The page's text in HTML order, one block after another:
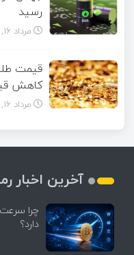
رسید
مرداد ۱۶, ۱۴۰۵
کاهش
مرداد ۱۶, ۱۴۰۵
آخرین اخبار
چرا
دارد؟